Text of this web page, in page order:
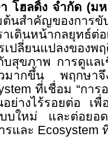
โฮลดิ้ง จำกัด (ม
ต้นสำคัญของการ
เดินหน้ากลยุทธ์ต่
เปลี่ยนแปลงของพ
สุขภาพ การดูแล
วมากขึ้น พฤกษา
ที่เชื่อม “การ
อย่างไร้รอยต่อ เ
บใหม่ และต่อยอด
รและ Ecosystem